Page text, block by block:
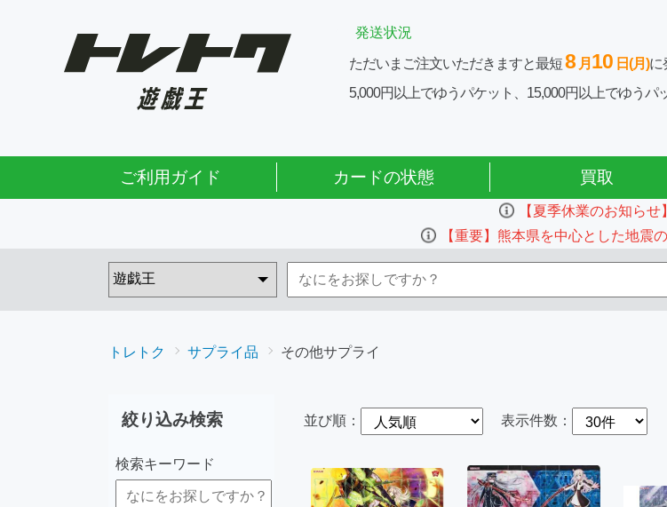
発送状況
ただいまご注文いただきますと最短8 月 10 日(月)に
5,000円以上でゆうパケット、15,000円以上でゆうパ
ご利用ガイド カードの状態 買取
【夏季休業のお知らせ】
【重要】熊本県を中心とした地震
トレトク サプライ品 その他サプライ
絞り込み検索
検索キーワード
並び順： 表示件数：